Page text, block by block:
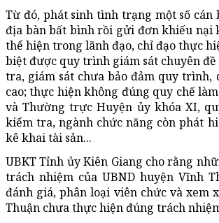
Từ đó, phát sinh tình trạng một số
địa bàn bất bình rồi gửi đơn khiếu nại
thể hiện trong lãnh đạo, chỉ đạo thực
biệt được quy trình giám sát chuyên
tra, giám sát chưa bảo đảm quy
cao; thực hiện không đúng quy chế
và Thường trực Huyện ủy khóa XI,
kiểm tra, ngành chức năng còn phát
kê khai tài sản...
UBKT Tỉnh ủy Kiên Giang cho rằng
trách nhiệm của UBND huyện Vĩnh
đánh giá, phân loại viên chức và xem
Thuận chưa thực hiện đúng trách